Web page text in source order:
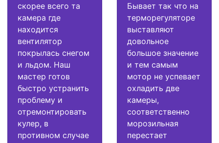
скорее всего та
камера где
находится
вентилятор
покрылась снегом
и льдом. Наш
мастер готов
быстро устранить
проблему и
отремонтировать
кулер, в
противном случае
Бывает так что на
терморегуляторе
выставляют
довольное
большое значение
и тем самым
мотор не успевает
охладить две
камеры,
соответственно
морозильная
перестает